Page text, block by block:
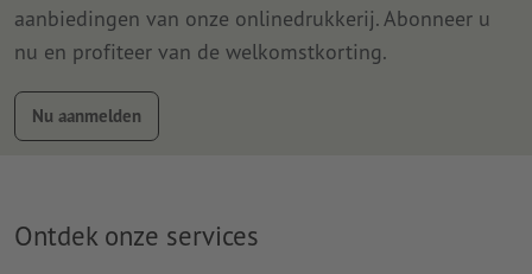
aanbiedingen van onze onlinedrukkerij. Abonneer u
nu en profiteer van de welkomstkorting.
Nu aanmelden
Ontdek onze services